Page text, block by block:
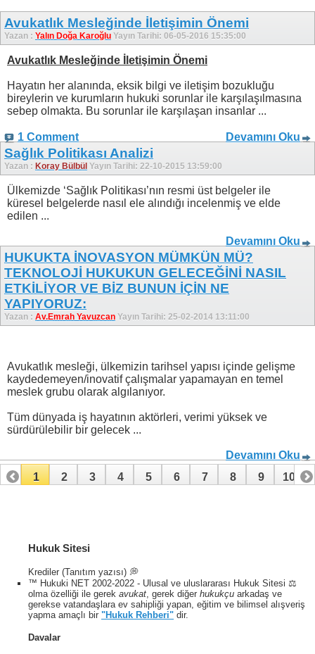
Avukatlık Mesleğinde İletişimin Önemi
Yazan : Yalın Doğa Karoğlu Yayın Tarihi: 06-05-2016 15:35:00
Avukatlık Mesleğinde İletişimin Önemi
Hayatın her alanında, eksik bilgi ve iletişim bozukluğu
bireylerin ve kurumların hukuki sorunlar ile karşılaşılmasına
sebep olmakta. Bu sorunlar ile karşılaşan insanlar ...
1 Comment Devamını Oku
Sağlık Politikası Analizi
Yazan : Koray Bülbül Yayın Tarihi: 22-10-2015 13:59:00
Ülkemizde ‘Sağlık Politikası’nın resmi üst belgeler ile
küresel belgelerde nasıl ele alındığı incelenmiş ve elde
edilen ...
Devamını Oku
HUKUKTA İNOVASYON MÜMKÜN MÜ?
TEKNOLOJİ HUKUKUN GELECEĞİNİ NASIL
ETKİLİYOR VE BİZ BUNUN İÇİN NE
YAPIYORUZ:
Yazan : Av.Emrah Yavuzcan Yayın Tarihi: 25-02-2014 13:11:00
Avukatlık mesleği, ülkemizin tarihsel yapısı içinde gelişme
kaydedemeyen/inovatif çalışmalar yapamayan en temel
meslek grubu olarak algılanıyor.
Tüm dünyada iş hayatının aktörleri, verimi yüksek ve
sürdürülebilir bir gelecek ...
Devamını Oku
1
2 3 4 5 6 7 8 9 10
Hukuk Sitesi
Krediler (Tanıtım yazısı) 💭
™ Hukuki NET 2002-2022 - Ulusal ve uluslararası Hukuk Sitesi ⚖️
olma özelliği ile gerek avukat , gerek diğer hukukçu arkadaş ve
gerekse vatandaşlara ev sahipliği yapan, eğitim ve bilimsel alışveriş
yapma amaçlı bir "Hukuk Rehberi" dir.
Davalar